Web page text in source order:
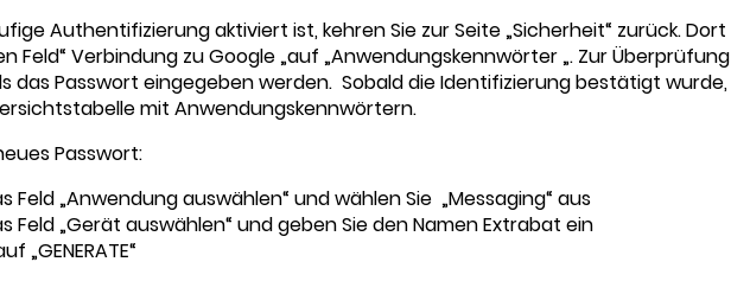
Authentifizierung aktiviert ist, kehren Sie zur Seite „Sicherheit“ zurück. Dort
Feld“ Verbindung zu Google „auf „Anwendungskennwörter „. Zur Überprüfung
das Passwort eingegeben werden. Sobald die Identifizierung bestätigt wurde,
mit Anwendungskennwörtern.
Passwort:
Feld „Anwendung auswählen“ und wählen Sie „Messaging“ aus
Feld „Gerät auswählen“ und geben Sie den Namen Extrabat ein
„GENERATE“